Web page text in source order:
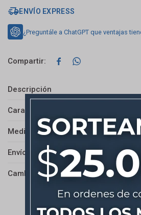
ENVÍO EXPRESS
¿Preguntále a ChatGPT que ventajas
 
Descripción
Características
Medios de pago
Envíos
Cambios y Devoluciones